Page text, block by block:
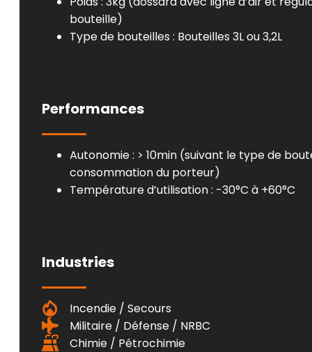
bouteille)
Type de bouteilles : Bouteilles 3L ou 3,2L
Performances
Autonomie : > 10min (suivant le type de
consommation du porteur)
Température d’utilisation : -30°C à +60°C
Industries
Incendie / Secours
Militaire / Défense / NRBC
Chimie / Pétrochimie